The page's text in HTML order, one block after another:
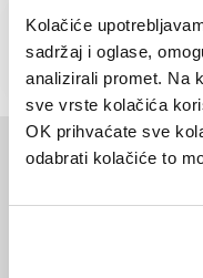
Kolačiće
sadržaj i oglase,
analizirali promet. Na
sve vrste kolačića
OK prihvaćate sve
odabrati kolačiće to
BESPLATNI TELEFON
Moglo bi vas zanimati